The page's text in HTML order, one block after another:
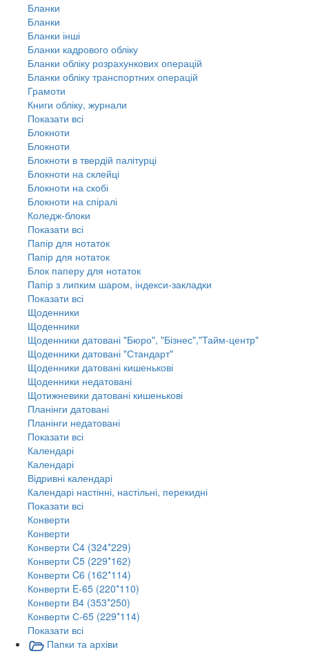
Бланки
Бланки
Бланки інші
Бланки кадрового обліку
Бланки обліку розрахункових операцій
Бланки обліку транспортних операцій
Грамоти
Книги обліку, журнали
Показати всі
Блокноти
Блокноти
Блокноти в твердій палітурці
Блокноти на склейці
Блокноти на скобі
Блокноти на спіралі
Коледж-блоки
Показати всі
Папір для нотаток
Папір для нотаток
Блок паперу для нотаток
Папір з липким шаром, індекси-закладки
Показати всі
Щоденники
Щоденники
Щоденники датовані "Бюро", "Бізнес","Тайм-центр"
Щоденники датовані "Стандарт"
Щоденники датовані кишенькові
Щоденники недатовані
Щотижневики датовані кишенькові
Планінги датовані
Планінги недатовані
Показати всі
Календарі
Календарі
Відривні календарі
Календарі настінні, настільні, перекидні
Показати всі
Конверти
Конверти
Конверти C4 (324*229)
Конверти C5 (229*162)
Конверти C6 (162*114)
Конверти E-65 (220*110)
Конверти В4 (353*250)
Конверти С-65 (229*114)
Показати всі
Папки та архіви